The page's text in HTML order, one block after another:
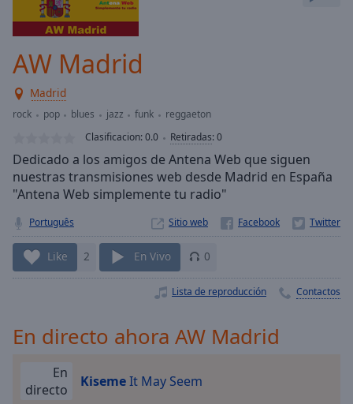
Forward
Mute
Current
Time0:00
Duration-:-
Loaded :
Stream
TypeLIVE
Seek to
currently
behind
liveLIVE
Remaining
Time-
Playback
Chapters
AW Madrid
Madrid
rock pop blues jazz funk
reggaeton
Clasificacion:0.0 Retiradas:0
Dedicado a los amigos de Antena Web que siguen
nuestras transmisiones web desde Madrid en España
"Antena Web simplemente tu radio"
Português Sitio web
Like 2 En Vivo 0
Lista de reproducción Contactos
En directo ahora AW Madrid
En
directo
KisemeIt May Seem